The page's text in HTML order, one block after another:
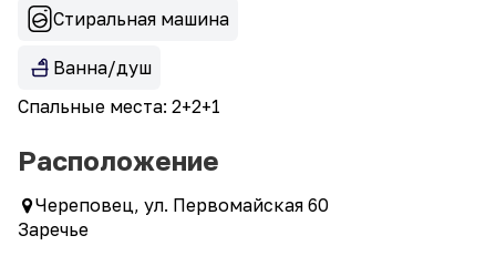
Стиральная машина
Ванна/душ
Спальные места: 2+2+1
Расположение
Череповец, ул. Первомайская 60
Заречье